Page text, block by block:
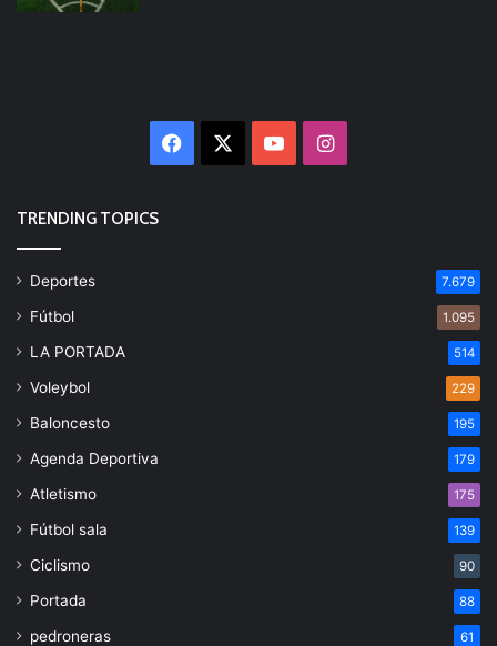
Facebook YouTubeInstagram
TRENDING TOPICS
Deportes 7.679
Fútbol 1.095
LA PORTADA 514
Voleybol 229
Baloncesto 195
Agenda Deportiva 179
Atletismo 175
Fútbol sala 139
Ciclismo 90
Portada 88
pedroneras 61